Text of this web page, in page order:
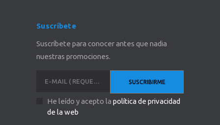
Suscríbete
Suscríbete para conocer antes que nadia
nuestras promociones.
He leído y acepto lapolítica de privacidad
de la web